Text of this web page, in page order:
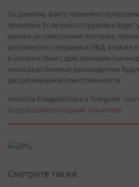
По данному факту назначено
проверки. Если вина сотрудника будет
уволен за совершение поступка,
достоинство сотрудника ОВД, а также
в соответствии с действующим
непосредственные руководители
дисциплинарной ответственности.
Новости Владивостока в Telegram -
Подписывайтесь одним нажатием!
Смотрите также